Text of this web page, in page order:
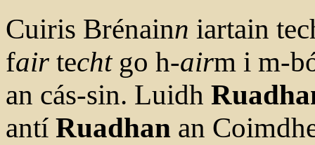
Cuiris Brénainn iartain
fair techtgo h-airm i m-
an cás-sin. Luidh
antí Ruadhan an